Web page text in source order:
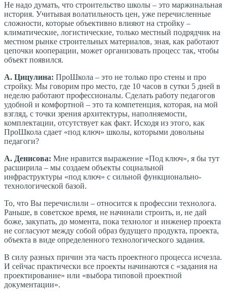
Не надо думать, что строительство школы – это маржинальная
история. Учитывая волатильность цен, уже перечисленные
сложности, которые объективно влияют на стройку –
климатические, логистические, только местный подрядчик на
местном рынке строительных материалов, зная, как работают
цепочки кооперации, может организовать процесс так, чтобы
объект появился.
А. Цицулина: ПроШкола – это не только про стены и про
стройку. Мы говорим про место, где 10 часов в сутки 5 дней в
неделю работают профессионалы. Сделать работу педагогов
удобной и комфортной – это та компетенция, которая, на мой
взгляд, с точки зрения архитектуры, наполняемости,
комплектации, отсутствует как факт. Исходя из этого, как
ПроШкола сдает «под ключ» школы, которыми довольны
педагоги?
А. Денисова: Мне нравится выражение «Под ключ», я бы тут
расширила – мы создаем объекты социальной
инфраструктуры «под ключ» с сильной функционально-
технологической базой.
То, что Вы перечислили – относится к профессии технолога.
Раньше, в советское время, не начинали строить, и, не дай
боже, закупать, до момента, пока технолог и инженер проекта
не согласуют между собой образ будущего продукта, проекта,
объекта в виде определенного технологического задания.
В силу разных причин эта часть проектного процесса исчезла.
И сейчас практически все проекты начинаются с «задания на
проектирование» или «выбора типовой проектной
документации».